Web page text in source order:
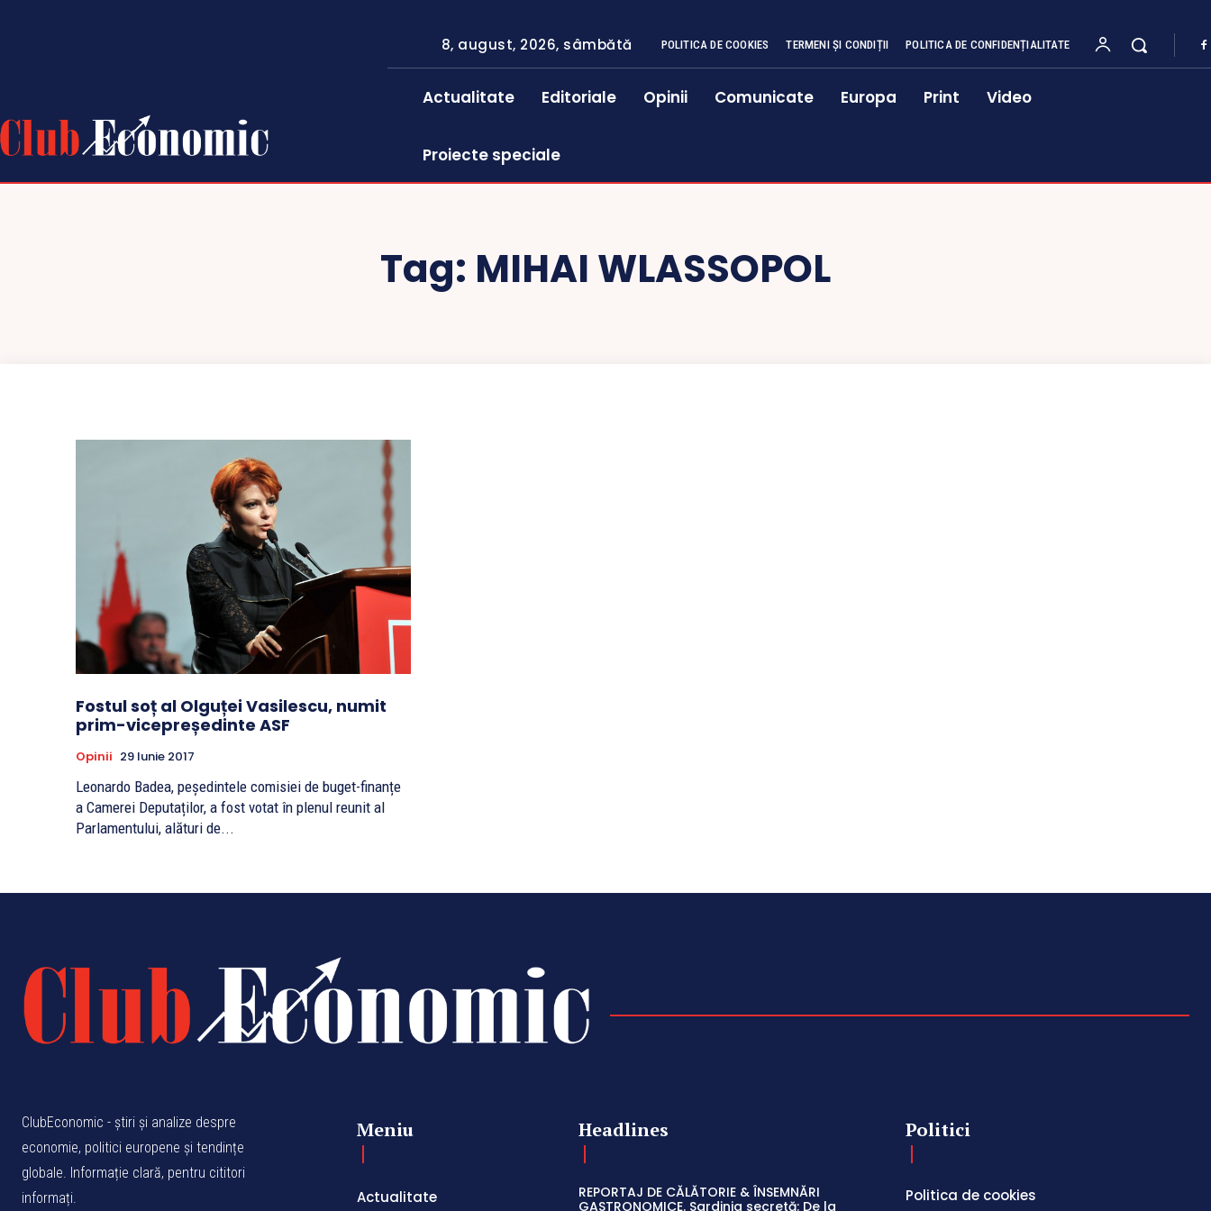
8, august, 2026, sâmbătă POLITICA DE COOKIES TERMENI ȘI CONDIȚII POLITICA DE CONFIDENȚIALITATE
Actualitate Editoriale Opinii Comunicate Europa Print Video
Proiecte speciale
Tag: MIHAI WLASSOPOL
Fostul soț al Olguței Vasilescu, numit
prim-vicepreședinte ASF
Opinii 29 Iunie 2017
Leonardo Badea, peședintele comisiei de buget-finanțe
a Camerei Deputaților, a fost votat în plenul reunit al
Parlamentului, alături de...
ClubEconomic - știri și analize despre
economie, politici europene și tendințe
globale. Informație clară, pentru cititori
informați.
Meniu
Actualitate
Headlines
REPORTAJ DE CĂLĂTORIE & ÎNSEMNĂRI
GASTRONOMICE. Sardinia secretă: De la
Politici
Politica de cookies